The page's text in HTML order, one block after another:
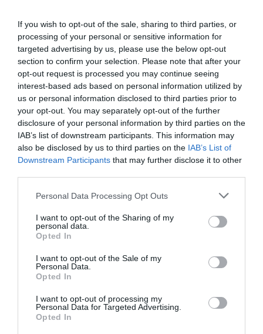
If you wish to opt-out of the sale, sharing to third parties, or
processing of your personal or sensitive information for
targeted advertising by us, please use the below opt-out
section to confirm your selection. Please note that after your
opt-out request is processed you may continue seeing
interest-based ads based on personal information utilized by
us or personal information disclosed to third parties prior to
your opt-out. You may separately opt-out of the further
disclosure of your personal information by third parties on the
IAB’s list of downstream participants. This information may
also be disclosed by us to third parties on the IAB’s List of
Downstream Participants that may further disclose it to other
Personal Data Processing Opt Outs
I want to opt-out of the Sharing of my
personal data.
Opted In
I want to opt-out of the Sale of my
Personal Data.
Opted In
I want to opt-out of processing my
Personal Data for Targeted Advertising.
Opted In
un importante coste económico y la cuestión
principal era determinar la cuantía de la
indemnización.
El TSJCV fija una indemnización de
276.375 euros
La Sentencia 118/2026 del TSJCV cuantifica la
indemnización en 276.375,55 euros más intereses
legales desde la notificación de la sentencia de
primera instancia.
La Sala toma como referencia el informe pericial
siguiente desglose económico:
Concepto
Importe (€)
Fianza temporal